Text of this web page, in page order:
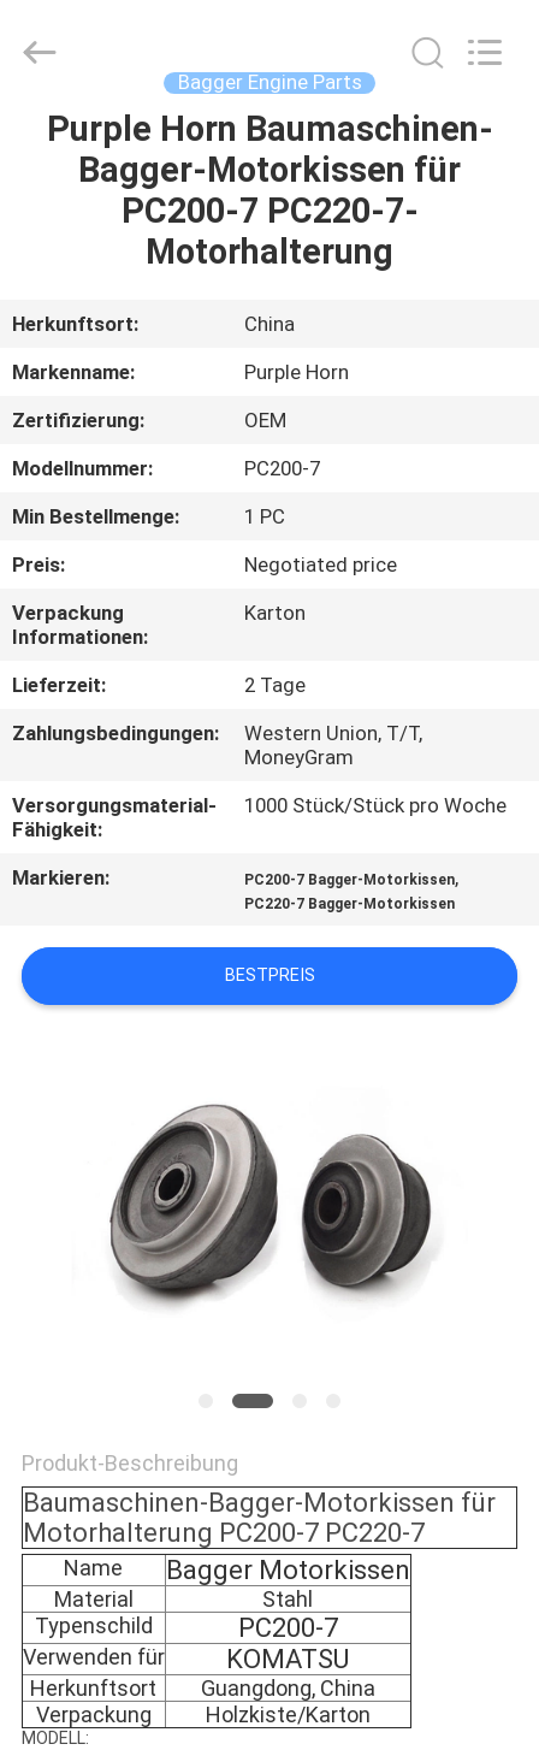
HAUS
PRODUKTE
UNS
AUSFLUG
QUALITÄTSKONTROLLE
TRETEN
SIE
MIT
UNS
VERBINDUNG
BLOG
FORDERN
SIE
SITEMAP
PRIVACY
Commerce
Bagger Engine Parts
Purple Horn Baumaschinen-
Bagger-Motorkissen für
PC200-7 PC220-7-
Motorhalterung
Herkunftsort:
China
Markenname:
Purple Horn
Zertifizierung:
OEM
Modellnummer:
PC200-7
Min Bestellmenge:
1 PC
Preis:
Negotiated price
Verpackung
Informationen:
Karton
Lieferzeit:
2 Tage
Zahlungsbedingungen:
Western Union, T/T,
MoneyGram
Versorgungsmaterial-
Fähigkeit:
1000 Stück/Stück pro Woche
Markieren: PC200-7 Bagger-Motorkissen,
PC220-7 Bagger-Motorkissen
BESTPREIS
Produkt-Beschreibung
Baumaschinen-Bagger-Motorkissen für
Motorhalterung PC200-7 PC220-7
Name Bagger Motorkissen
Material
Stahl
Typenschild
PC200-7
Verwenden für KOMATSU
Herkunftsort
Guangdong, China
Verpackung
Holzkiste/Karton
MODELL: